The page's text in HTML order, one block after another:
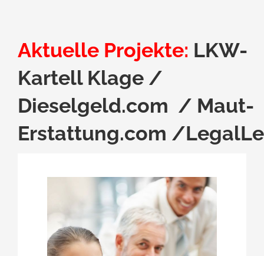
Aktuelle Projekte: LKW-
Kartell Klage /
Dieselgeld.com / Maut-
Erstattung.com /